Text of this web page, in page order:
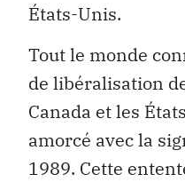
États-Unis.
Tout le monde
de libéralisation
Canada et les
amorcé avec la
1989. Cette